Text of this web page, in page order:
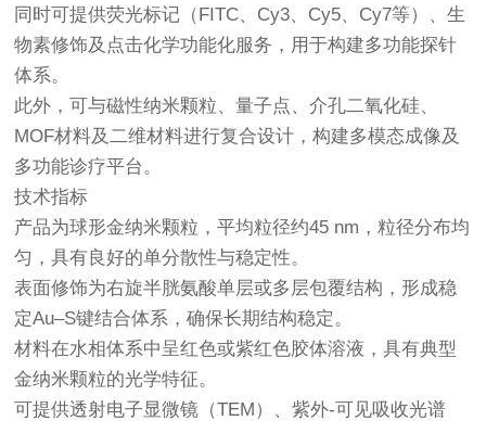
同时可提供荧光标记（FITC、Cy3、Cy5、Cy7等）、生
物素修饰及点击化学功能化服务，用于构建多功能探针
体系。
此外，可与磁性纳米颗粒、量子点、介孔二氧化硅、
MOF材料及二维材料进行复合设计，构建多模态成像及
多功能诊疗平台。
技术指标
产品为球形金纳米颗粒，平均粒径约45 nm，粒径分布均
匀，具有良好的单分散性与稳定性。
表面修饰为右旋半胱氨酸单层或多层包覆结构，形成稳
定Au–S键结合体系，确保长期结构稳定。
材料在水相体系中呈红色或紫红色胶体溶液，具有典型
金纳米颗粒的光学特征。
可提供透射电子显微镜（TEM）、紫外-可见吸收光谱